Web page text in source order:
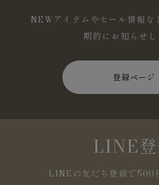
NEWアイテムやセール情報な
期的にお知らせし
登録ページ
LINE
LINEの友だち登録で500